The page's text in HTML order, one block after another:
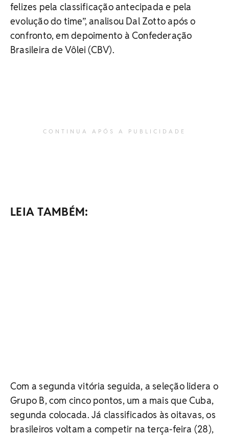
felizes pela classificação antecipada e pela
evolução do time”, analisou Dal Zotto após o
confronto, em depoimento à Confederação
Brasileira de Vôlei (CBV).
CONTINUA APÓS A PUBLICIDADE
LEIA TAMBÉM:
Com a segunda vitória seguida, a seleção lidera o
Grupo B, com cinco pontos, um a mais que Cuba,
segunda colocada. Já classificados às oitavas, os
brasileiros voltam a competir na terça-feira (28),